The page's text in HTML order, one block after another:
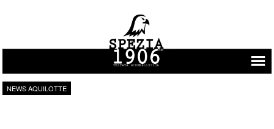
Vai al contenuto
NEWS AQUILOTTE